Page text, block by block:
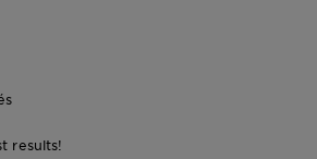
results!